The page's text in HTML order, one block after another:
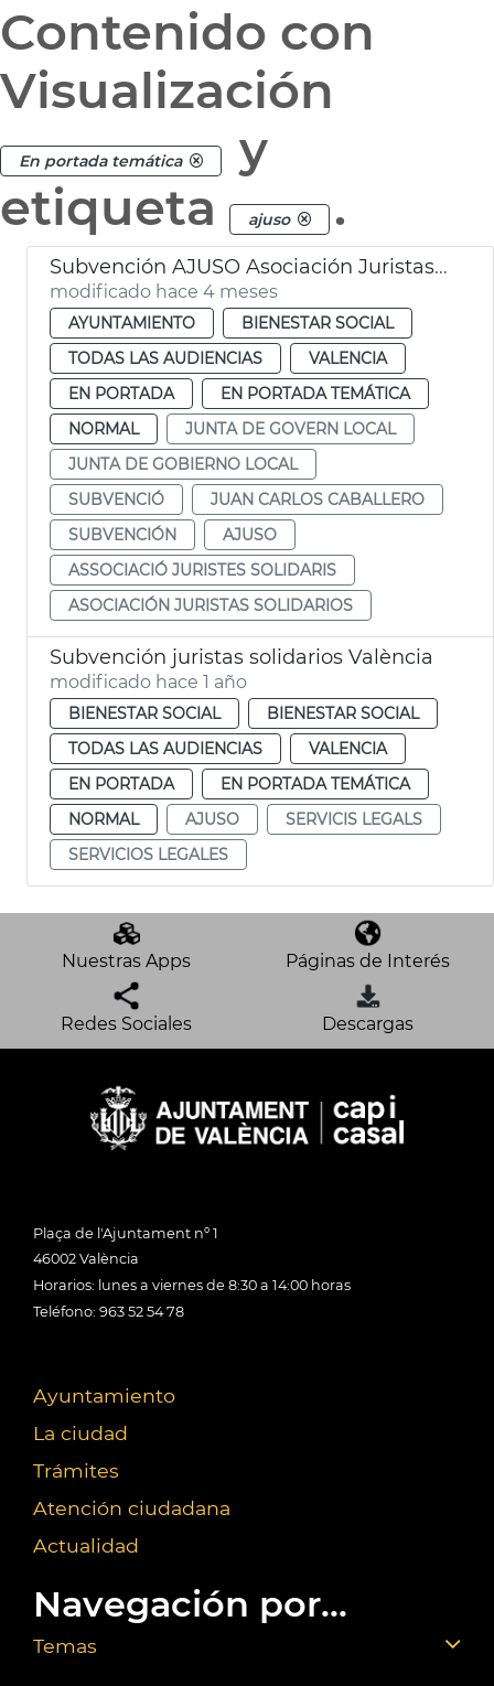
Contenido con
Visualización
En portada temática
y
etiqueta
ajuso .
Subvención AJUSO Asociación Juristas Solidarios València
modificado hace 4 meses
AYUNTAMIENTO
BIENESTAR SOCIAL
TODAS LAS AUDIENCIAS
VALENCIA
EN PORTADA
EN PORTADA TEMÁTICA
NORMAL
JUNTA DE GOVERN LOCAL
JUNTA DE GOBIERNO LOCAL
SUBVENCIÓ
JUAN CARLOS CABALLERO
SUBVENCIÓN
AJUSO
ASSOCIACIÓ JURISTES SOLIDARIS
ASOCIACIÓN JURISTAS SOLIDARIOS
Subvención juristas solidarios València
modificado hace 1 año
BIENESTAR SOCIAL
BIENESTAR SOCIAL
TODAS LAS AUDIENCIAS
VALENCIA
EN PORTADA
EN PORTADA TEMÁTICA
NORMAL
AJUSO
SERVICIS LEGALS
SERVICIOS LEGALES
Nuestras Apps Páginas de Interés
Redes Sociales Descargas
Plaça de l'Ajuntament nº 1
46002 València
Horarios: lunes a viernes de 8:30 a 14:00 horas
Teléfono: 963 52 54 78
Ayuntamiento
La ciudad
Trámites
Atención ciudadana
Actualidad
Navegación por...
Temas